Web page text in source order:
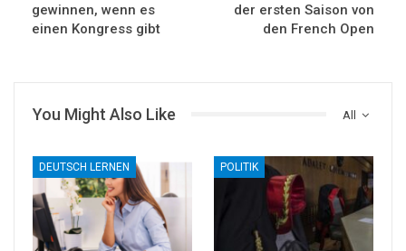
gewinnen, wenn es
einen Kongress gibt
der ersten Saison von
den French Open
All
You Might Also Like
DEUTSCH LERNEN POLITIK